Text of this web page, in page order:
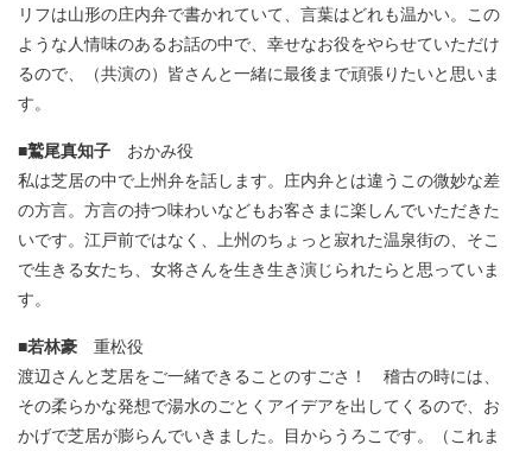
リフは山形の庄内弁で書かれていて、言葉はどれも温かい。この
ような人情味のあるお話の中で、幸せなお役をやらせていただけ
るので、（共演の）皆さんと一緒に最後まで頑張りたいと思いま
す。
■鷲尾真知子 おかみ役
私は芝居の中で上州弁を話します。庄内弁とは違うこの微妙な差
の方言。方言の持つ味わいなどもお客さまに楽しんでいただきた
いです。江戸前ではなく、上州のちょっと寂れた温泉街の、そこ
で生きる女たち、女将さんを生き生き演じられたらと思っていま
す。
■若林豪 重松役
渡辺さんと芝居をご一緒できることのすごさ！ 稽古の時には、
その柔らかな発想で湯水のごとくアイデアを出してくるので、お
かげで芝居が膨らんでいきました。目からうろこです。（これま